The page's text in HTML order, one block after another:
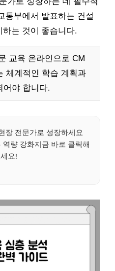
통부에서 발표하는 건설
는 것이 좋습니다.
교육 온라인으로 CM
체계적인 학습 계획과
어야 합니다.
장 전문가로 성장하세요
량 강화지금 바로 클릭해
요!